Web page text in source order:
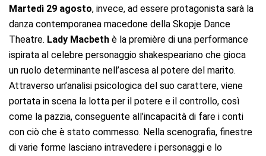
Martedì 29 agosto, invece, ad essere protagonista sarà la
danza contemporanea macedone della Skopje Dance
Theatre. Lady Macbeth è la première di una performance
ispirata al celebre personaggio shakespeariano che gioca
un ruolo determinante nell’ascesa al potere del marito.
Attraverso un’analisi psicologica del suo carattere, viene
portata in scena la lotta per il potere e il controllo, così
come la pazzia, conseguente all’incapacità di fare i conti
con ciò che è stato commesso. Nella scenografia, finestre
di varie forme lasciano intravedere i personaggi e lo